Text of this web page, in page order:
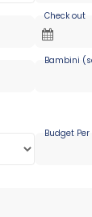
Check out
Bambini
Budget